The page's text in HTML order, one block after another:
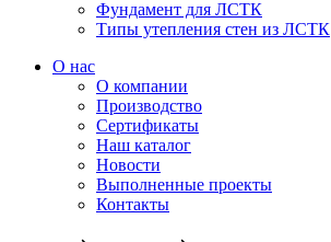
Фундамент для ЛСТК
Типы утепления стен из ЛСТК
О нас
О компании
Производство
Сертификаты
Наш каталог
Новости
Выполненные проекты
Контакты